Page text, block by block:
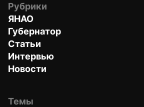
Рубрики
ЯНАО
Губернатор
Статьи
Интервью
Новости
Темы